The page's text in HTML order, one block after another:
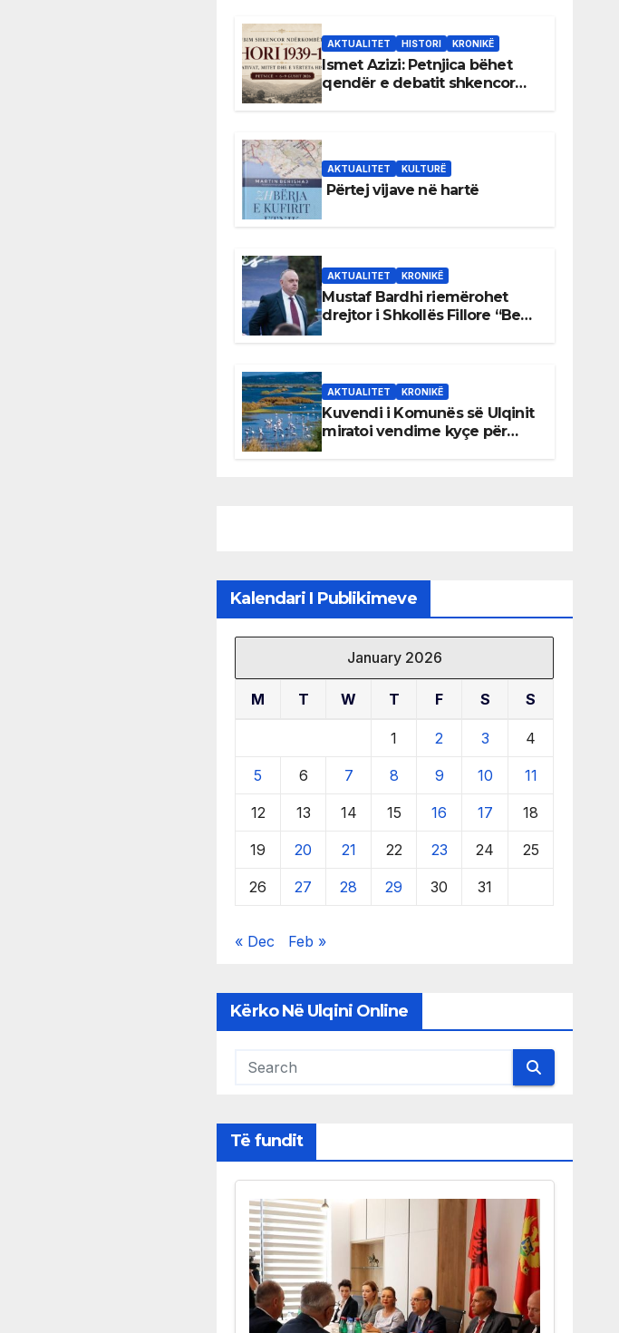
AKTUALITET HISTORI KRONIKË
Ismet Azizi: Petnjica bëhet
qendër e debatit shkencor
AKTUALITET KULTURË
Përtej vijave në hartë
AKTUALITET KRONIKË
Mustaf Bardhi riemërohet
drejtor i Shkollës Fillore “Bedri
AKTUALITET KRONIKË
Kuvendi i Komunës së Ulqinit
miratoi vendime kyçe për
Kalendari I Publikimeve
January 2026
M T W T F S S
1 2 3 4
5 6 7 8 9 10 11
12 13 14 15 16 17 18
19 20 21 22 23 24 25
26 27 28 29 30 31
« Dec Feb »
Kërko Në Ulqini Online
Të fundit